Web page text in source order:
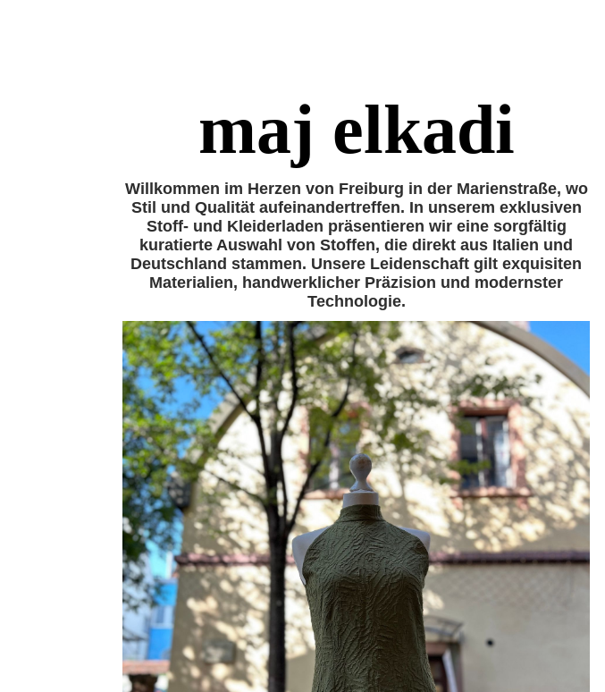
maj elkadi
Willkommen im Herzen von Freiburg in der Marienstraße, wo
Stil und Qualität aufeinandertreffen. In unserem exklusiven
Stoff- und Kleiderladen präsentieren wir eine sorgfältig
kuratierte Auswahl von Stoffen, die direkt aus Italien und
Deutschland stammen. Unsere Leidenschaft gilt exquisiten
Materialien, handwerklicher Präzision und modernster
Technologie.